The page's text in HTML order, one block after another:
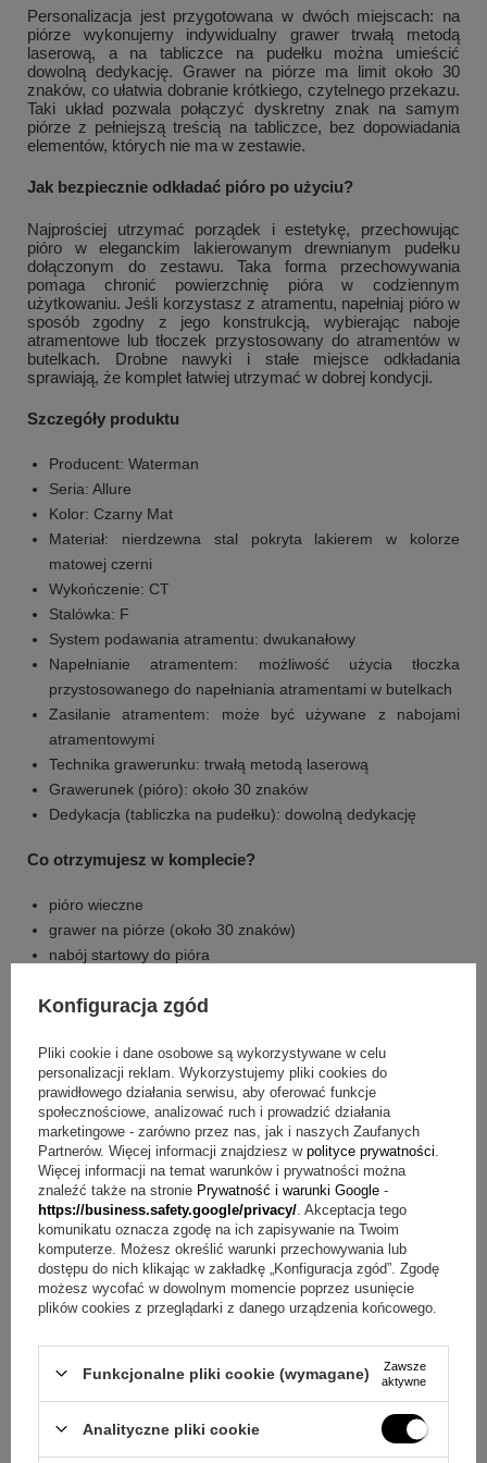
+3
Personalizacja jest przygotowana w dwóch miejscach: na
piórze wykonujemy indywidualny grawer trwałą metodą
laserową, a na tabliczce na pudełku można umieścić
dowolną dedykację. Grawer na piórze ma limit około 30
znaków, co ułatwia dobranie krótkiego, czytelnego przekazu.
Taki układ pozwala połączyć dyskretny znak na samym
piórze z pełniejszą treścią na tabliczce, bez dopowiadania
elementów, których nie ma w zestawie.
Jak bezpiecznie odkładać pióro po użyciu?
Najprościej utrzymać porządek i estetykę, przechowując
pióro w eleganckim lakierowanym drewnianym pudełku
dołączonym do zestawu. Taka forma przechowywania
pomaga chronić powierzchnię pióra w codziennym
użytkowaniu. Jeśli korzystasz z atramentu, napełniaj pióro w
sposób zgodny z jego konstrukcją, wybierając naboje
atramentowe lub tłoczek przystosowany do atramentów w
butelkach. Drobne nawyki i stałe miejsce odkładania
sprawiają, że komplet łatwiej utrzymać w dobrej kondycji.
Szczegóły produktu
Producent: Waterman
Seria: Allure
Kolor: Czarny Mat
Materiał: nierdzewna stal pokryta lakierem w kolorze
matowej czerni
Wykończenie: CT
Stalówka: F
System podawania atramentu: dwukanałowy
Napełnianie atramentem: możliwość użycia tłoczka
przystosowanego do napełniania atramentami w butelkach
Zasilanie atramentem: może być używane z nabojami
atramentowymi
Technika grawerunku: trwałą metodą laserową
Grawerunek (pióro): około 30 znaków
Dedykacja (tabliczka na pudełku): dowolną dedykację
Co otrzymujesz w komplecie?
pióro wieczne
grawer na piórze (około 30 znaków)
nabój startowy do pióra
tabliczka z dowolną dedykacją
Najczęstsze wątpliwości
Pytanie:Jak długi może być grawer na piórze?Odpowiedź:
Grawer na piórze ma limit około 30 znaków i jest
wykonywany trwałą metodą laserową.
Pytanie: Jak wygląda dedykacja na pudełku?Odpowiedź:
Na pudełku znajduje się tabliczka z dowolną dedykacją.
Pytanie:Jak można napełniać to pióro atramentem?
Odpowiedź: Pióro może być używane z nabojami
atramentowymi, a także z tłoczkiem przystosowanym do
napełniania atramentami w butelkach.
Odpowiedź:Stalówka w rozmiarze F została
zaprojektowana dla optymalnego komfortu pisania dla osób
praworęcznych i leworęcznych.
Pytanie:Co dostaję w zestawie poza piórem?
Odpowiedź:
W komplecie są nabój startowy do pióra, lakierowane
Konfiguracja zgód
Pliki cookie i dane osobowe są wykorzystywane w celu
personalizacji reklam. Wykorzystujemy pliki cookies do
prawidłowego działania serwisu, aby oferować funkcje
społecznościowe, analizować ruch i prowadzić działania
marketingowe - zarówno przez nas, jak i naszych Zaufanych
Partnerów. Więcej informacji znajdziesz w polityce prywatności
Więcej informacji na temat warunków i prywatności można
znaleźć także na stronie Prywatność i warunki Google -
https://business.safety.google/privacy/ . Akceptacja tego
komunikatu oznacza zgodę na ich zapisywanie na Twoim
komputerze. Możesz określić warunki przechowywania lub
dostępu do nich klikając w zakładkę „Konfiguracja zgód”. Zgodę
możesz wycofać w dowolnym momencie poprzez usunięcie
plików cookies z przeglądarki z danego urządzenia końcowego.
Funkcjonalne pliki cookie (wymagane)
Zawsze
aktywne
Analityczne pliki cookie